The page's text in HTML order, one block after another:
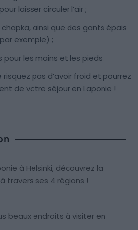
laisser circuler l’air ;
ainsi que des gants épais
exemple) ;
les mains et les pieds.
pas d’avoir froid et pourrez
de votre séjour en Laponie !
à Helsinki, découvrez la
travers ses 4 régions !
beaux endroits à visiter en